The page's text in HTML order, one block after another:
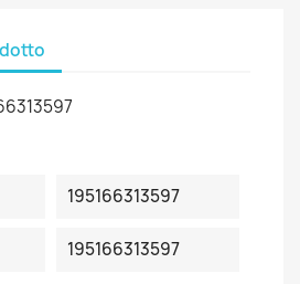
195166313597
195166313597